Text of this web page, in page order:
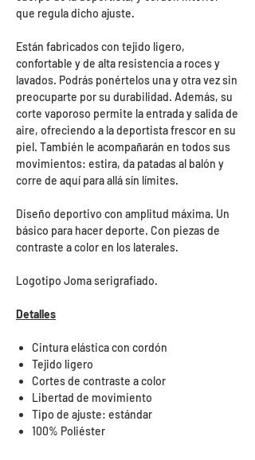
que regula dicho ajuste.
Están fabricados con tejido ligero,
confortable y de alta resistencia a roces y
lavados. Podrás ponértelos una y otra vez sin
preocuparte por su durabilidad. Además, su
corte vaporoso permite la entrada y salida de
aire, ofreciendo a la deportista frescor en su
piel. También le acompañarán en todos sus
movimientos: estira, da patadas al balón y
corre de aquí para allá sín límites.
Diseño deportivo con amplitud máxima. Un
básico para hacer deporte. Con piezas de
contraste a color en los laterales.
Logotipo Joma serigrafiado.
Detalles
Cintura elástica con cordón
Tejido ligero
Cortes de contraste a color
Libertad de movimiento
Tipo de ajuste: estándar
100% Poliéster